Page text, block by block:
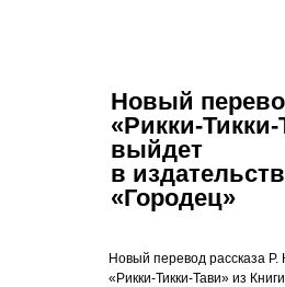
Новый перевод рассказа Р.
«Рикки-Тикки-Тави» из
Новый
«Рикки-
выйдет
в
«Городец»